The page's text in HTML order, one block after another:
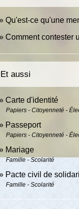
Qu'est-ce qu'une
Comment contester
Et aussi
Carte d'identité
Papiers - Citoyenneté -
Passeport
Papiers - Citoyenneté -
Mariage
Famille - Scolarité
Pacte civil de
Famille - Scolarité